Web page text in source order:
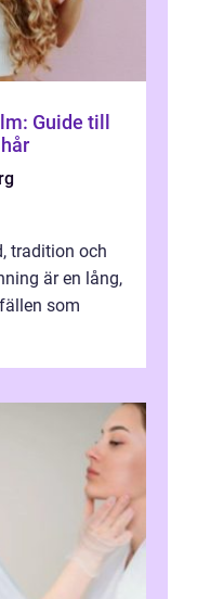
Guide till
tradition och
är en lång,
som